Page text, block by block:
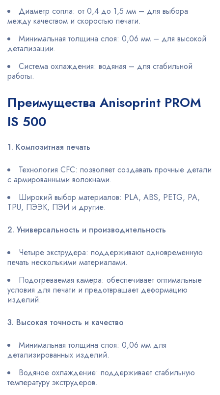
Диаметр сопла: от 0,4 до 1,5 мм – для выбора
между качеством и скоростью печати.
Минимальная толщина слоя: 0,06 мм – для высокой
детализации.
Система охлаждения: водяная – для стабильной
работы.
Преимущества Anisoprint PROM
IS 500
1. Композитная печать
Технология CFC: позволяет создавать прочные детали
с армированными волокнами.
Широкий выбор материалов: PLA, ABS, PETG, PA,
TPU, ПЭЭК, ПЭИ и другие.
2. Универсальность и производительность
Четыре экструдера: поддерживают одновременную
печать несколькими материалами.
Подогреваемая камера: обеспечивает оптимальные
условия для печати и предотвращает деформацию
изделий.
3. Высокая точность и качество
Минимальная толщина слоя: 0,06 мм для
детализированных изделий.
Водяное охлаждение: поддерживает стабильную
температуру экструдеров.